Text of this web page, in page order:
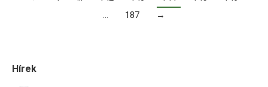
…
187 →
Hírek